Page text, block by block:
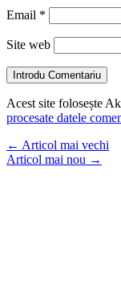
Email *
Site web
Introdu Comentariu
Acest site folosește
procesate datele
← Articol mai vechi
Articol mai nou →